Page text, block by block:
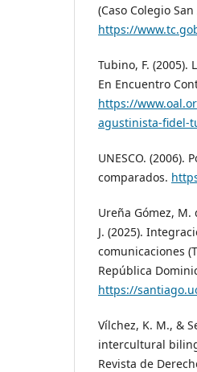
(Caso Colegio
https://
Tubino, F.
En Encuentro
https://
agustinista-fidel-
UNESCO.
comparados.
Ureña Gómez, M.
J. (2025).
comunicaciones
República
https://
Vílchez, K. M., &
intercultural
Revista de